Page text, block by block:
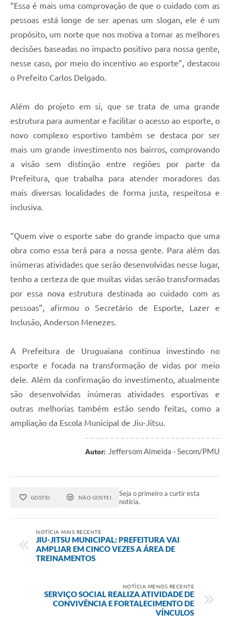
“Essa é mais uma comprovação de que o cuidado com as
pessoas está longe de ser apenas um slogan, ele é um
propósito, um norte que nos motiva a tomar as melhores
decisões baseadas no impacto positivo para nossa gente,
nesse caso, por meio do incentivo ao esporte”, destacou
o Prefeito Carlos Delgado.
Além do projeto em si, que se trata de uma grande
estrutura para aumentar e facilitar o acesso ao esporte, o
novo complexo esportivo também se destaca por ser
mais um grande investimento nos bairros, comprovando
a visão sem distinção entre regiões por parte da
Prefeitura, que trabalha para atender moradores das
mais diversas localidades de forma justa, respeitosa e
inclusiva.
“Quem vive o esporte sabe do grande impacto que uma
obra como essa terá para a nossa gente. Para além das
inúmeras atividades que serão desenvolvidas nesse lugar,
tenho a certeza de que muitas vidas serão transformadas
por essa nova estrutura destinada ao cuidado com as
pessoas”, afirmou o Secretário de Esporte, Lazer e
Inclusão, Anderson Menezes.
A Prefeitura de Uruguaiana continua investindo no
esporte e focada na transformação de vidas por meio
dele. Além da confirmação do investimento, atualmente
são desenvolvidas inúmeras atividades esportivas e
outras melhorias também estão sendo feitas, como a
ampliação da Escola Municipal de Jiu-Jitsu.
Autor: Jeffersom Almeida - Secom/PMU
GOSTEI NÃO GOSTEI
Seja o primeiro a curtir esta
notícia.
NOTÍCIA MAIS RECENTE
JIU-JITSU MUNICIPAL: PREFEITURA VAI
AMPLIAR EM CINCO VEZES A ÁREA DE
TREINAMENTOS
NOTÍCIA MENOS RECENTE
SERVIÇO SOCIAL REALIZA ATIVIDADE DE
CONVIVÊNCIA E FORTALECIMENTO DE
VÍNCULOS